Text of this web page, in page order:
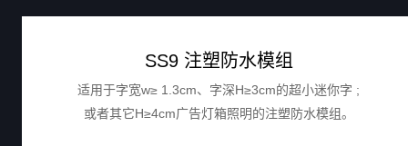
SS9 注塑防水模组
适用于字宽w≥ 1.3cm、字深H≥3cm的超小迷你字 ;
或者其它H≥4cm广告灯箱照明的注塑防水模组。